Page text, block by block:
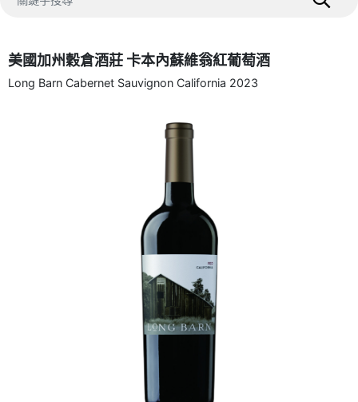
美國加州穀倉酒莊 卡本內蘇維翁紅葡萄酒
Long Barn Cabernet Sauvignon California 2023